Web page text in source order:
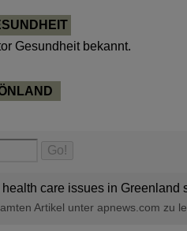
Gesundheit bekannt.
care issues in Greenland
Artikel unter apnews.com zu